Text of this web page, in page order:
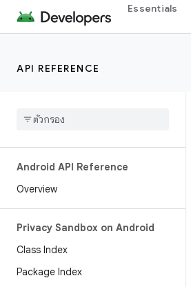
Essentials
API REFERENCE
Android API Reference
Overview
Privacy Sandbox on Android
Class Index
Package Index